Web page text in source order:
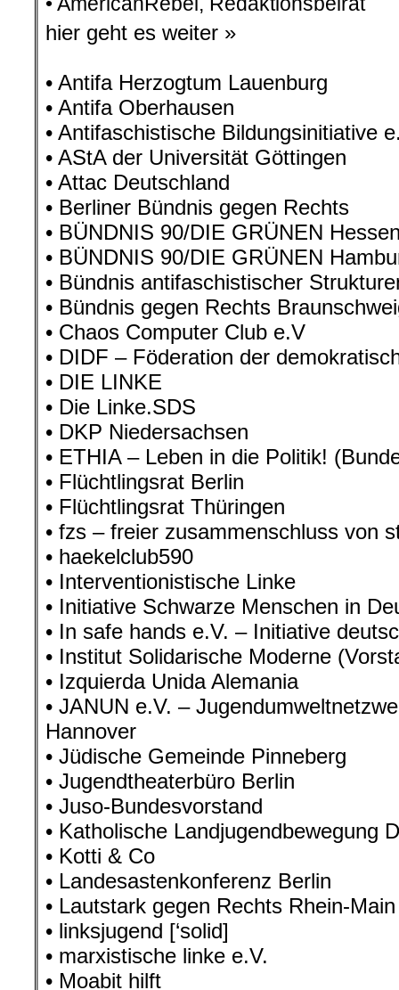
hier geht es weiter »
• Antifa Herzogtum Lauenburg
• Antifa Oberhausen
• Antifaschistische Bildungsinitiative
• AStA der Universität Göttingen
• Attac Deutschland
• Berliner Bündnis gegen Rechts
• BÜNDNIS 90/DIE GRÜNEN
• BÜNDNIS 90/DIE GRÜNEN
• Bündnis antifaschistischer
• Bündnis gegen Rechts
• Chaos Computer Club e.V
• DIDF – Föderation der
• DIE LINKE
• Die Linke.SDS
• DKP Niedersachsen
• ETHIA – Leben in die Politik!
• Flüchtlingsrat Berlin
• Flüchtlingsrat Thüringen
• fzs – freier zusammenschluss von
• haekelclub590
• Interventionistische Linke
• Initiative Schwarze Menschen in
• In safe hands e.V. – Initiative
• Institut Solidarische Moderne
• Izquierda Unida Alemania
• JANUN e.V. –
Hannover
• Jüdische Gemeinde Pinneberg
• Jugendtheaterbüro Berlin
• Juso-Bundesvorstand
• Katholische Landjugendbewegung
• Kotti & Co
• Landesastenkonferenz Berlin
• Lautstark gegen Rechts Rhein-Main
• linksjugend [‘solid]
• marxistische linke e.V.
• Moabit hilft